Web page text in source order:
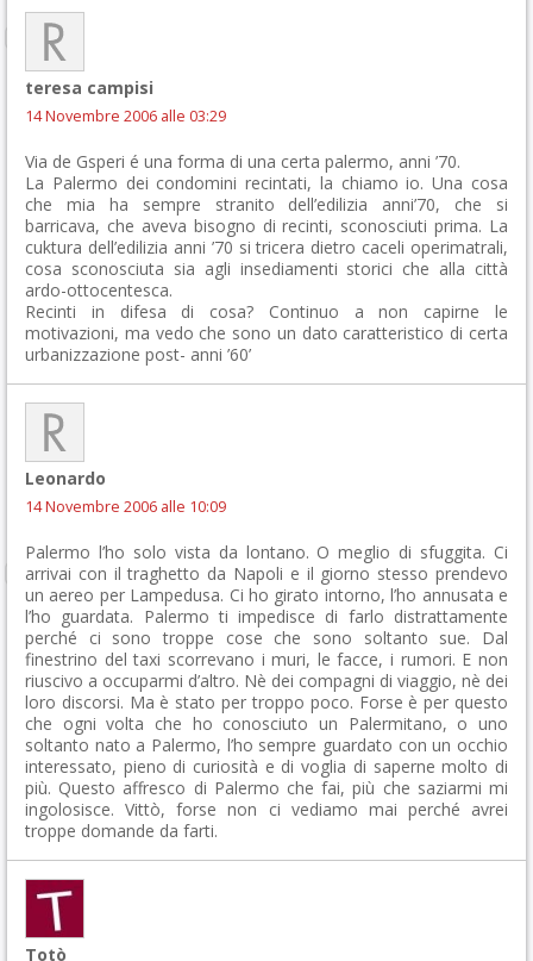
teresa campisi
14 Novembre 2006 alle 03:29
Via de Gsperi é una forma di una certa palermo, anni ’70.
La Palermo dei condomini recintati, la chiamo io. Una cosa
che mia ha sempre stranito dell’edilizia anni’70, che si
barricava, che aveva bisogno di recinti, sconosciuti prima. La
cuktura dell’edilizia anni ’70 si tricera dietro caceli operimatrali,
cosa sconosciuta sia agli insediamenti storici che alla città
ardo-ottocentesca.
Recinti in difesa di cosa? Continuo a non capirne le
motivazioni, ma vedo che sono un dato caratteristico di certa
urbanizzazione post- anni ’60’
Leonardo
14 Novembre 2006 alle 10:09
Palermo l’ho solo vista da lontano. O meglio di sfuggita. Ci
arrivai con il traghetto da Napoli e il giorno stesso prendevo
un aereo per Lampedusa. Ci ho girato intorno, l’ho annusata e
l’ho guardata. Palermo ti impedisce di farlo distrattamente
perché ci sono troppe cose che sono soltanto sue. Dal
finestrino del taxi scorrevano i muri, le facce, i rumori. E non
riuscivo a occuparmi d’altro. Nè dei compagni di viaggio, nè dei
loro discorsi. Ma è stato per troppo poco. Forse è per questo
che ogni volta che ho conosciuto un Palermitano, o uno
soltanto nato a Palermo, l’ho sempre guardato con un occhio
interessato, pieno di curiosità e di voglia di saperne molto di
più. Questo affresco di Palermo che fai, più che saziarmi mi
ingolosisce. Vittò, forse non ci vediamo mai perché avrei
troppe domande da farti.
Totò